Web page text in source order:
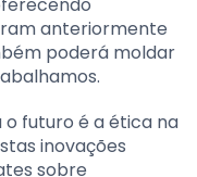
anteriormente
poderá moldar
futuro é a ética na
inovações
sobre